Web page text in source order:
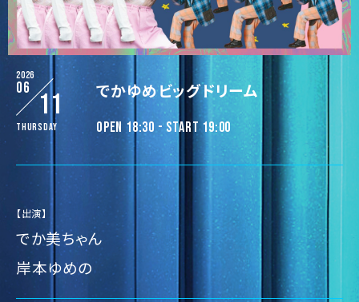
2026
06
11
Thursday
でかゆめビッグドリーム
OPEN 18:30 - START 19:00
【出演】
でか美ちゃん
岸本ゆめの